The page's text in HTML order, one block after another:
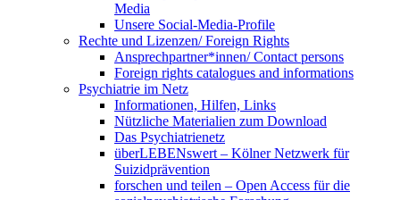
Media
Unsere Social-Media-Profile
Rechte und Lizenzen/ Foreign Rights
Ansprechpartner*innen/ Contact persons
Foreign rights catalogues and informations
Psychiatrie im Netz
Informationen, Hilfen, Links
Nützliche Materialien zum Download
Das Psychiatrienetz
überLEBENswert – Kölner Netzwerk für
Suizidprävention
forschen und teilen – Open Access für die